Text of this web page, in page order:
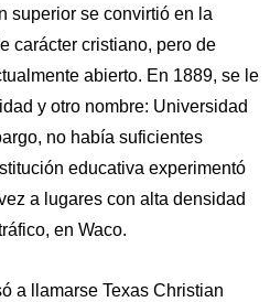
superior se convirtió en la
carácter cristiano, pero de
abierto. En 1889, se le
y otro nombre: Universidad
no había suficientes
educativa experimentó
a lugares con alta densidad
en Waco.
a llamarse Texas Christian